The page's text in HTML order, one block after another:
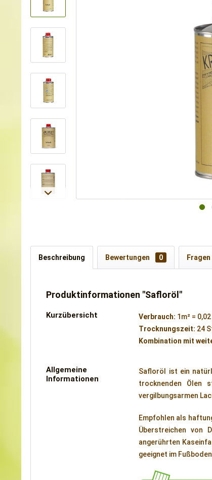
Beschreibung Bewertungen 0
Produktinformationen "Safloröl"
Kurzübersicht Verbrauch: 1m² =
Trocknungszeit: 24
Kombination mit
Allgemeine
Informationen
Safloröl ist ein
trocknenden Ölen
vergilbungsarmen
Empfohlen als
Überstreichen von
angerührten
geeignet im